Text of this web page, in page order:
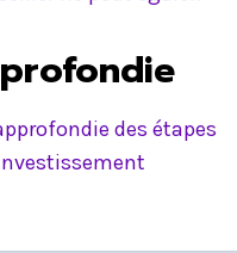
des étapes